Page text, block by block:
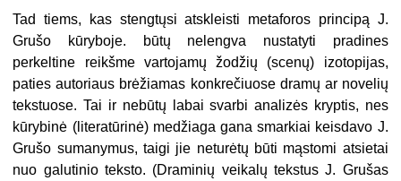
Tad tiems, kas stengtųsi atskleisti metaforos principą J.
Grušo kūry­boje. būtų nelengva nustatyti pradines
perkeltine reikšme vartojamų žodžių (scenų) izotopijas,
paties autoriaus brėžiamas konkrečiuose dramų ar novelių
tekstuose. Tai ir nebūtų labai svarbi analizės kryptis, nes
kūry­binė (literatūrinė) medžiaga gana smarkiai keisdavo J.
Grušo sumany­mus, taigi jie neturėtų būti mąstomi atsietai
nuo galutinio teksto. (Draminių veikalų tekstus J. Grušas